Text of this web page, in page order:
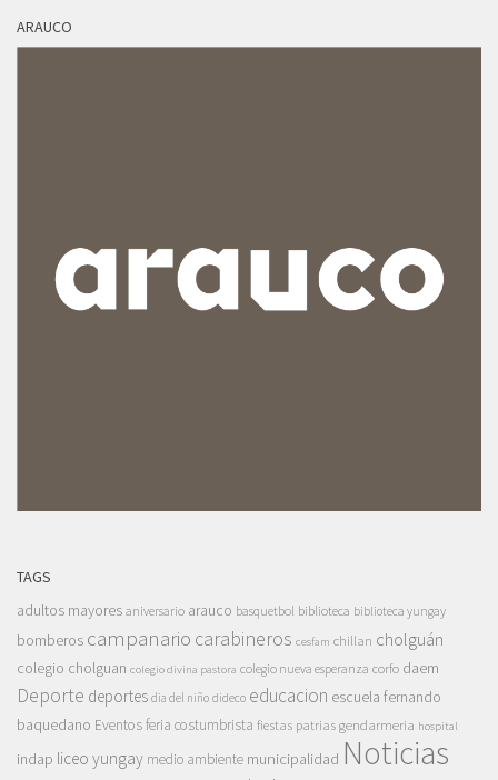
ARAUCO
TAGS
adultos mayores aniversario arauco basquetbol biblioteca biblioteca yungay
bomberos campanario carabineros cesfam chillan cholguán
colegio cholguan colegio divina pastora colegio nueva esperanza corfo daem
Deporte deportes dia del niño dideco educacion escuela fernando
baquedano Eventosferia costumbrista fiestas patrias gendarmeria hospital
indap liceo yungay medio ambiente municipalidad Noticias